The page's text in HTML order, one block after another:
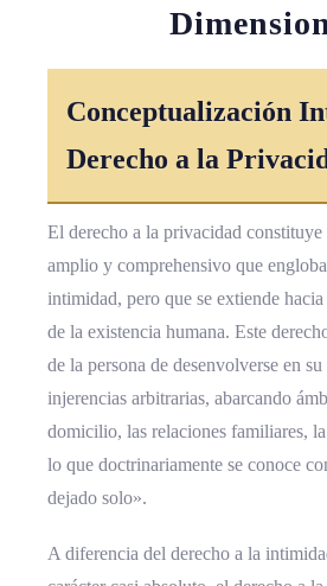
Conceptualización
Derecho a la
El derecho a la privacidad constituye
amplio y comprehensivo que
intimidad, pero que se extiende
de la existencia humana. Este
de la persona de desenvolverse en
injerencias arbitrarias, abarcando
domicilio, las relaciones familiares,
lo que doctrinariamente se conoce
dejado solo».
A diferencia del derecho a la